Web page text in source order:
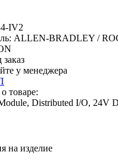
IV2
ALLEN-BRADLEY /
заказ
у менеджера
товаре:
Distributed I/O, 24V
на изделие